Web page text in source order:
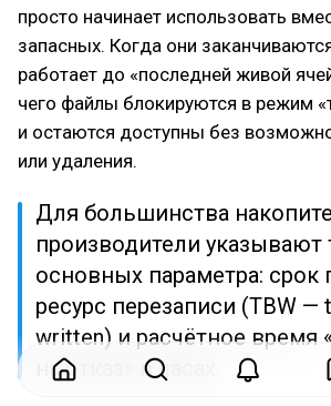
просто начинает использовать
запасных. Когда они
работает до «последней живой
чего файлы блокируются в режим
и остаются доступны без
или удаления.
Для большинства
производители указывают
основных параметра: срок
ресурс перезаписи (TBW —
written) и расчётное время
на отказ» в часах.